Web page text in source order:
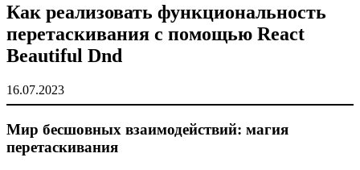
Как реализовать функциональность
перетаскивания с помощью React
Beautiful Dnd
16.07.2023
Мир бесшовных взаимодействий: магия
перетаскивания